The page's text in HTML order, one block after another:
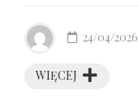
WIĘCEJ
24/04/2026